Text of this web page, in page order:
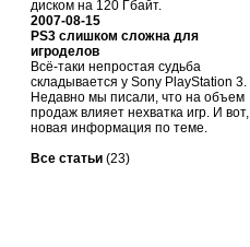
диском на 120 Гбайт.
2007-08-15
PS3 слишком сложна для
игроделов
Всё-таки непростая судьба
складывается у Sony PlayStation 3.
Недавно мы писали, что на объем
продаж влияет нехватка игр. И вот,
новая информация по теме.
Все статьи (23)